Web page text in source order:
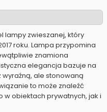
lampy zwieszanej, który
roku. Lampa przypomina
znamiona
elegancja bazuje na
wyraźną, ale stonowaną
to może znaleźć
obiektach prywatnych, jak i